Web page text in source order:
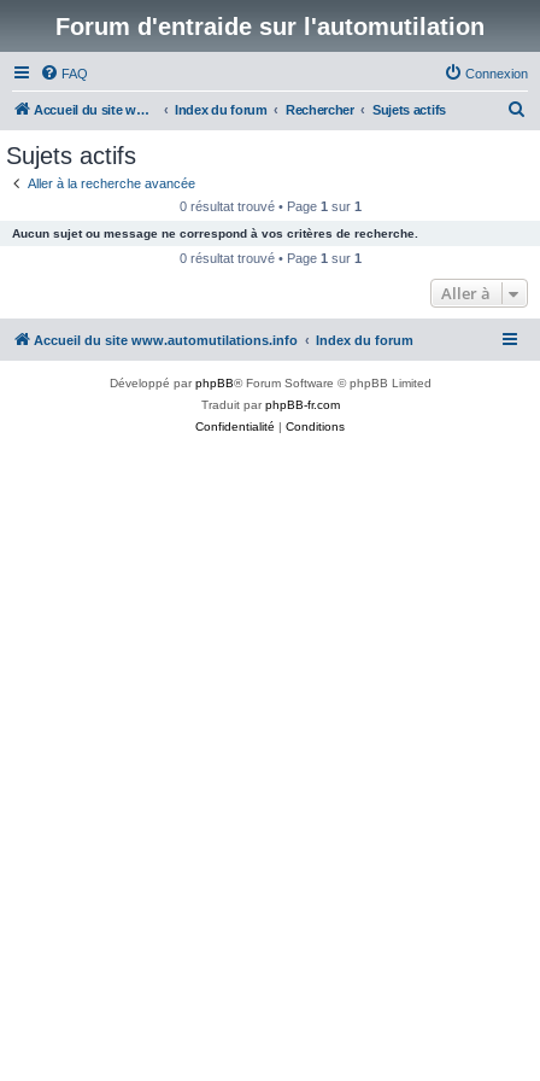
Forum d'entraide sur l'automutilation
FAQ Connexion
Accueil du site www.automutilations.info Index du forum Rechercher Sujets actifs
c
Sujets actifs
Aller à la recherche avancée
0 résultat trouvé • Page 1 sur 1
Aucun sujet ou message ne correspond à vos critères de recherche.
0 résultat trouvé • Page 1 sur 1
Aller à
Accueil du site www.automutilations.info Index du forum
Développé parphpBB® Forum Software © phpBB Limited
Traduit parphpBB-fr.com
Confidentialité | Conditions